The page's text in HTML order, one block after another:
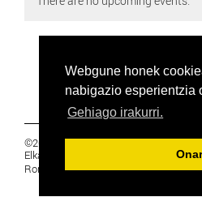
Webgune honek
nabigazio esperientzia
Gehiago irakurri.
©2019 Euskal Herriko Ikasleen
Elkartea -
Ronda 27, 1 Ezk, 48005 Bilbao, Bizkaia